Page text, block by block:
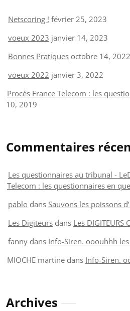
Netscoring ! février 25, 2023
voeux 2023 janvier 14, 2023
Bonnes Pratiques octobre 14, 2022
voeux 2022 janvier 3, 2022
Procès France Telecom : les
10, 2019
Commentaires
Les questionnaires au tribunal -
Telecom : les questionnaires en
pablo dans Sauvons les poissons
Les Digiteurs dans Les DIGITEURS
fanny dans Info-Siren. ooouhhh
MIOCHE martine dans Info-Siren.
Archives